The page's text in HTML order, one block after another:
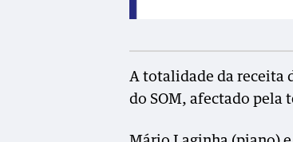
A totalidade da receita
do SOM, afectado pela